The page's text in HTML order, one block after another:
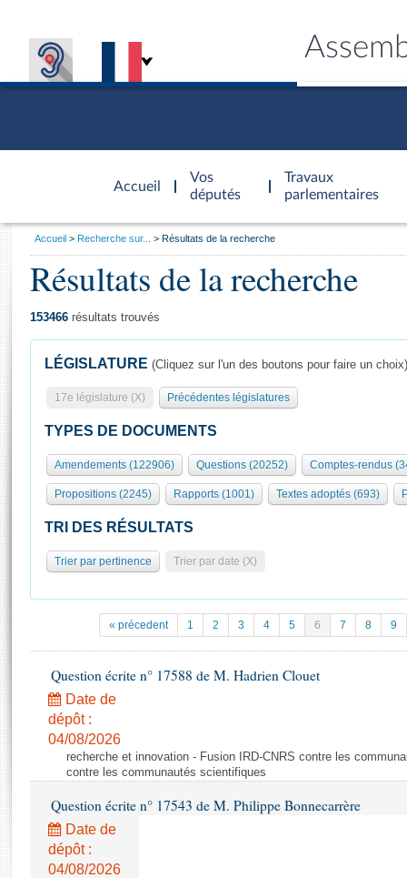
Accueil
d'accueil
Vos
députés
Travaux
parlementaires
Présidence
577 députés
Groupes politiques
Séance publique
Commissions et autres organes
Europe et International
Pétitions
Projets de loi
Propositions de loi
Amendements
Textes adoptés
Rapports législatifs
Rapports sur l'application des lois
Général
Rôle et pouvoirs de l'Assemblée
Organisation de l'Assemblée
Présidence Conférence des Présidents Bureau Collège des
Statistiques et chiffres clés
Documents de référence
( Constitution | Règlement de l'Assemblée ... )
Histoire
Juniors
Anciennes législatures
Visiter l'Assemblée
Visite virtuelle du palais Bourbon
Assister à une séance
La Bibliothèque
Contacts et plan d'accès
Photos libres de droit
Vous
Accueil Recherche sur... Résultats de la recherche
Résultats de la recherche
153466 résultats trouvés
LÉGISLATURE (Cliquez sur l'un des boutons pour faire un choix)
17e législature (X) Précédentes législatures
TYPES DE DOCUMENTS
Amendements (122906) Questions (20252) Comptes-rendus
Propositions (2245) Rapports (1001) Textes adoptés (693)
TRI DES RÉSULTATS
Trier par pertinence Trier par date (X)
« précedent 1 2 3 4 5 6 7 8 9
Question écrite n° 17588 de M. Hadrien Clouet
Date de
dépôt :
04/08/2026
recherche et innovation - Fusion IRD-CNRS contre les
contre les communautés scientifiques
Question écrite n° 17543 de M. Philippe Bonnecarrère
Date de
dépôt :
04/08/2026